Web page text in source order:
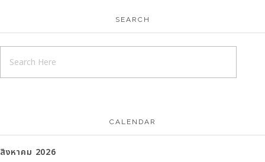
SEARCH
CALENDAR
สิงหาคม 2026